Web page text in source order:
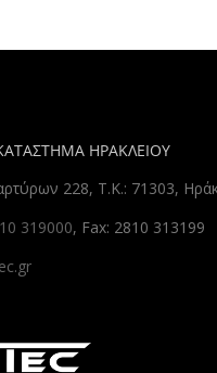
ΗΡΑΚΛΕΙΟΥ
228, Τ.Κ.: 71303,
319000, Fax: 2810 313199